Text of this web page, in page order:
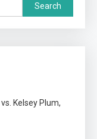
Search
Kelsey Plum,